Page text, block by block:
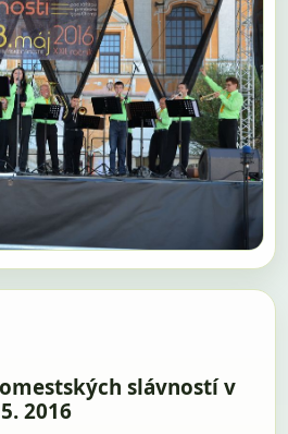
slávností v
2016